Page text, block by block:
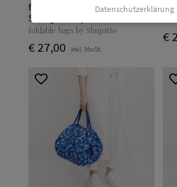
faltbare Tasche M, Warm
Sunlight Recycled
foldable bags by Shupatto
€ 27,00 inkl. MwSt.
€
Datenschutzerklärung